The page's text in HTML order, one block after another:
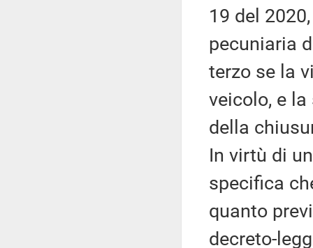
19 del
pecuniaria
terzo se la
veicolo, e
della
In virtù di
specifica
quanto
decreto-